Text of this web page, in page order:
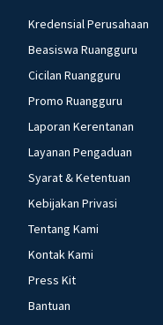
Kredensial Perusahaan
Beasiswa Ruangguru
Cicilan Ruangguru
Promo Ruangguru
Laporan Kerentanan
Layanan Pengaduan
Syarat & Ketentuan
Kebijakan Privasi
Tentang Kami
Kontak Kami
Press Kit
Bantuan